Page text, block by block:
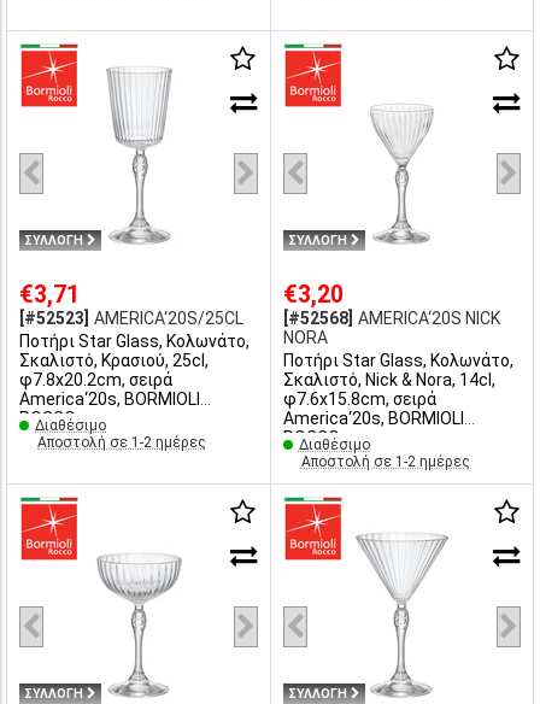
ΣΥΛΛΟΓΗ
€3,71
[#52523] AMERICA‘20S/25CL
Ποτήρι Star Glass, Κολωνάτο,
Σκαλιστό, Κρασιού, 25cl,
φ7.8x20.2cm, σειρά
America‘20s, BORMIOLI
ROCCO
Διαθέσιμο
Αποστολή σε 1-2 ημέρες
ΣΥΛΛΟΓΗ
€3,20
[#52568] AMERICA‘20S NICK
NORA
Ποτήρι Star Glass, Κολωνάτο,
Σκαλιστό, Nick & Nora, 14cl,
φ7.6x15.8cm, σειρά
America‘20s, BORMIOLI
ROCCO
Διαθέσιμο
Αποστολή σε 1-2 ημέρες
ΣΥΛΛΟΓΗ ΣΥΛΛΟΓΗ